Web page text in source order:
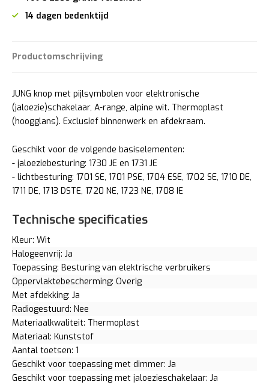
14 dagen bedenktijd
Productomschrijving
JUNG knop met pijlsymbolen voor elektronische
(jaloezie)schakelaar, A-range, alpine wit. Thermoplast
(hoogglans). Exclusief binnenwerk en afdekraam.
Geschikt voor de volgende basiselementen:
- jaloeziebesturing: 1730 JE en 1731 JE
- lichtbesturing: 1701 SE, 1701 PSE, 1704 ESE, 1702 SE, 1710 DE,
1711 DE, 1713 DSTE, 1720 NE, 1723 NE, 1708 IE
Technische specificaties
Kleur: Wit
Halogeenvrij: Ja
Toepassing: Besturing van elektrische verbruikers
Oppervlaktebescherming: Overig
Met afdekking: Ja
Radiogestuurd: Nee
Materiaalkwaliteit: Thermoplast
Materiaal: Kunststof
Aantal toetsen: 1
Geschikt voor toepassing met dimmer: Ja
Geschikt voor toepassing met jaloezieschakelaar: Ja